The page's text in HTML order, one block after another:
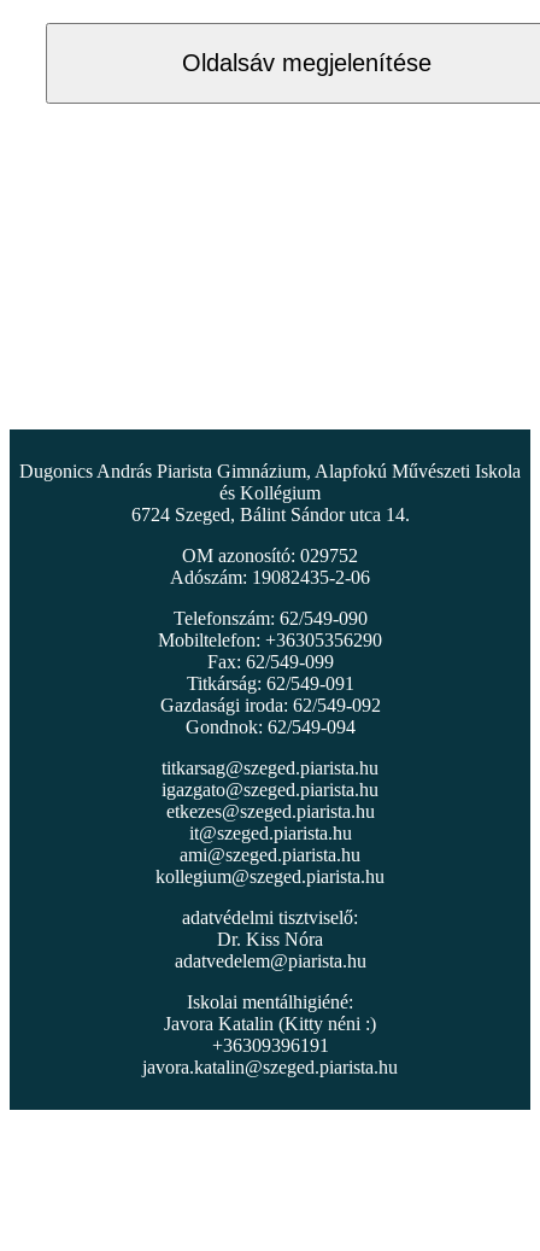
Oldalsáv megjelenítése
Dugonics András Piarista Gimnázium, Alapfokú Művészeti Iskola
és Kollégium
6724 Szeged, Bálint Sándor utca 14.
OM azonosító: 029752
Adószám: 19082435-2-06
Telefonszám: 62/549-090
Mobiltelefon: +36305356290
Fax: 62/549-099
Titkárság: 62/549-091
Gazdasági iroda: 62/549-092
Gondnok: 62/549-094
titkarsag@szeged.piarista.hu
igazgato@szeged.piarista.hu
etkezes@szeged.piarista.hu
it@szeged.piarista.hu
ami@szeged.piarista.hu
kollegium@szeged.piarista.hu
adatvédelmi tisztviselő:
Dr. Kiss Nóra
adatvedelem@piarista.hu
Iskolai mentálhigiéné:
Javora Katalin (Kitty néni :)
+36309396191
javora.katalin@szeged.piarista.hu